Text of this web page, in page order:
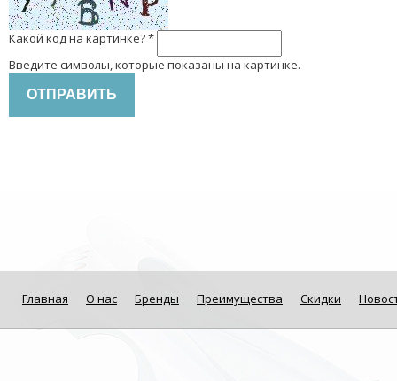
Какой код на картинке?*
Введите символы, которые показаны на картинке.
Главная О нас Бренды Преимущества Скидки